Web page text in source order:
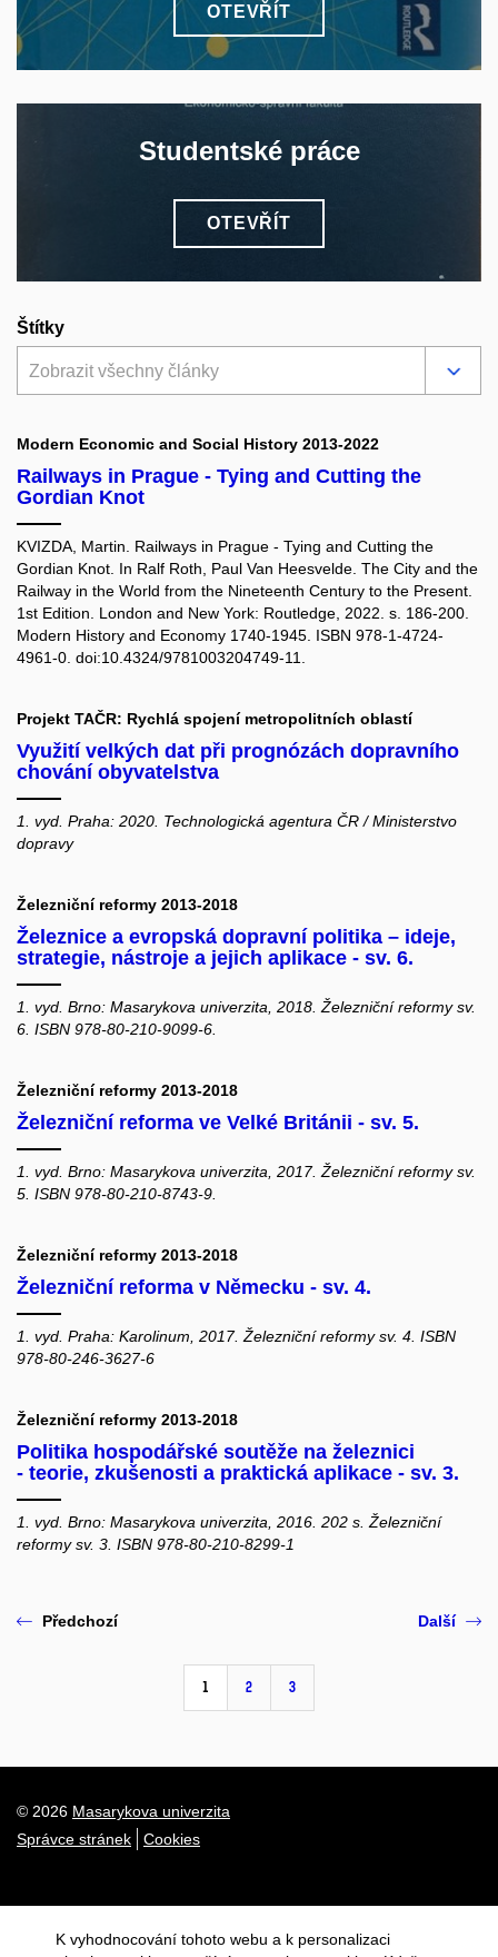
OTEVŘÍT
Studentské práce
OTEVŘÍT
Štítky
Zobrazit všechny články
Modern Economic and Social History 2013-2022
Railways in Prague - Tying and Cutting the
Gordian Knot
KVIZDA, Martin. Railways in Prague - Tying and Cutting the
Gordian Knot. In Ralf Roth, Paul Van Heesvelde. The City and the
Railway in the World from the Nineteenth Century to the Present.
1st Edition. London and New York: Routledge, 2022. s. 186-200.
Modern History and Economy 1740-1945. ISBN 978-1-4724-
4961-0. doi:10.4324/9781003204749-11.
Projekt TAČR: Rychlá spojení metropolitních oblastí
Využití velkých dat při prognózách dopravního
chování obyvatelstva
1. vyd. Praha: 2020. Technologická agentura ČR / Ministerstvo
dopravy
Železniční reformy 2013-2018
Železnice a evropská dopravní politika – ideje,
strategie, nástroje a jejich aplikace - sv. 6.
1. vyd. Brno: Masarykova univerzita, 2018. Železniční reformy sv.
6. ISBN 978-80-210-9099-6.
Železniční reformy 2013-2018
Železniční reforma ve Velké Británii - sv. 5.
1. vyd. Brno: Masarykova univerzita, 2017. Železniční reformy sv.
5. ISBN 978-80-210-8743-9.
Železniční reformy 2013-2018
Železniční reforma v Německu - sv. 4.
1. vyd. Praha: Karolinum, 2017. Železniční reformy sv. 4. ISBN
978-80-246-3627-6
Železniční reformy 2013-2018
Politika hospodářské soutěže na železnici
- teorie, zkušenosti a praktická aplikace - sv. 3.
1. vyd. Brno: Masarykova univerzita, 2016. 202 s. Železniční
reformy sv. 3. ISBN 978-80-210-8299-1
Předchozí
1 2 3
Další
© 2026 Masarykova univerzita
Správce stránek
Cookies
K vyhodnocování tohoto webu a k personalizaci